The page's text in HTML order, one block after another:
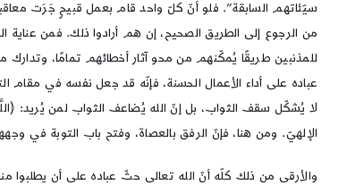
سيّئاتهم السابقة”. فلو أنّ كلّ واحد قام بعمل قبيحٍ جَرَت
من الرجوع إلى الطريق الصحيح، إن هم أرادوا ذلك. فمن عناية
للمذنبين طريقًا يُمكّنهم من محو آثار أخطائهم تمامًا،
عباده على أداء الأعمال الحسنة، فإنّه قد جعل نفسه في
لا يُشكّل سقف الثواب، بل إنّ الله يُضاعف الثواب لمن يُريد:
الإلهيّ. ومن هنا، فإنّ الرفق بالعصاة، وفتح باب التوبة في
والأرقى من ذلك كلّه أنّ الله تعالى حثّ عباده على أن يطلبوا